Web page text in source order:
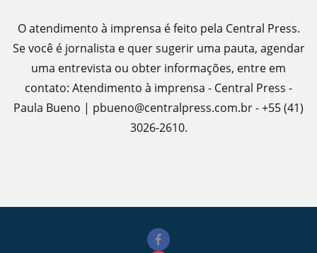
O atendimento à imprensa é feito pela Central Press.
Se você é jornalista e quer sugerir uma pauta, agendar
uma entrevista ou obter informações, entre em
contato: Atendimento à imprensa - Central Press -
Paula Bueno | pbueno@centralpress.com.br - +55 (41)
3026-2610.